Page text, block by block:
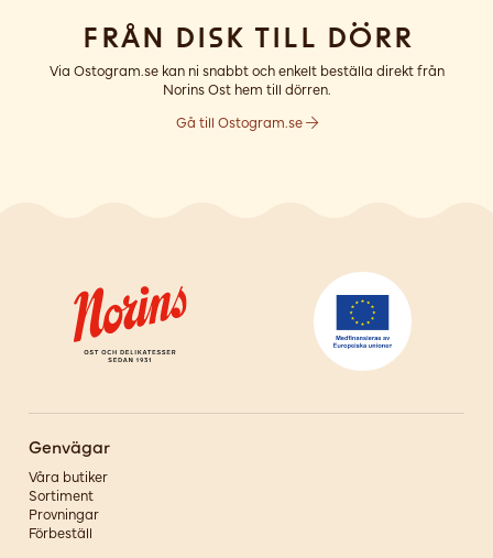
Från disk till dörr
Via Ostogram.se kan ni snabbt och enkelt beställa direkt från
Norins Ost hem till dörren.
Gå till Ostogram.se
Genvägar
Våra butiker
Sortiment
Provningar
Förbeställ